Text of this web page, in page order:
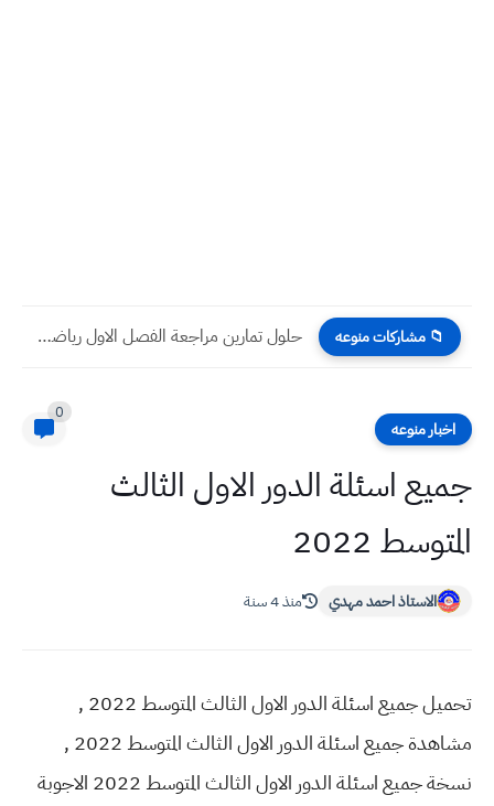
📁 مشاركات منوعه حلول تمارين مراجعة الفصل الاول رياضيات الصف السادس الابتدائي
اخبار منوعه
0
جميع اسئلة الدور الاول الثالث
المتوسط 2022
الاستاذ احمد مهدي منذ 4 سنة
تحميل جميع اسئلة الدور الاول الثالث المتوسط 2022 ,
مشاهدة جميع اسئلة الدور الاول الثالث المتوسط 2022 ,
نسخة جميع اسئلة الدور الاول الثالث المتوسط 2022 الاجوبة